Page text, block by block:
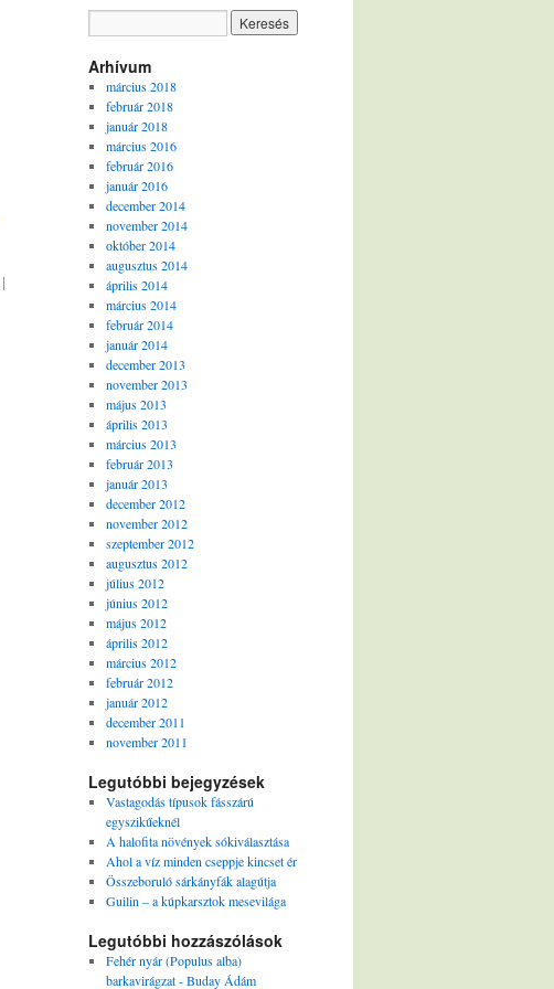
|
Arhívum
március 2018
február 2018
január 2018
március 2016
február 2016
január 2016
december 2014
november 2014
október 2014
augusztus 2014
április 2014
március 2014
február 2014
január 2014
december 2013
november 2013
május 2013
április 2013
március 2013
február 2013
január 2013
december 2012
november 2012
szeptember 2012
augusztus 2012
július 2012
június 2012
május 2012
április 2012
március 2012
február 2012
január 2012
december 2011
november 2011
Legutóbbi bejegyzések
Vastagodás típusok fásszárú
egyszikűeknél
A halofita növények sókiválasztása
Ahol a víz minden cseppje kincset ér
Összeboruló sárkányfák alagútja
Guilin – a kúpkarsztok mesevilága
Legutóbbi hozzászólások
Fehér nyár (Populus alba)
barkavirágzat - Buday Ádám